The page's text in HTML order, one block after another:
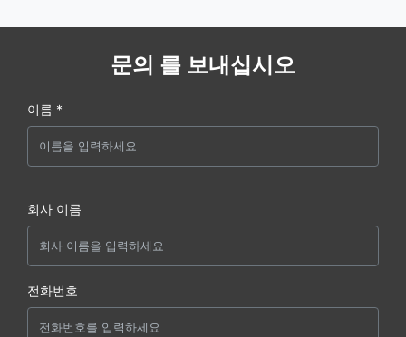
문의 를 보내십시오
이름 *
회사 이름
전화번호